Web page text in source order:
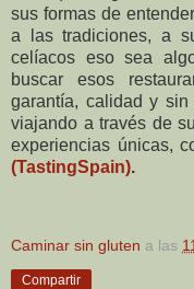
sus formas de
a las tradiciones, a
celíacos eso sea
buscar esos
garantía, calidad y sin
viajando a través de
experiencias únicas,
(TastingSpain).
Caminar sin gluten a las
Compartir